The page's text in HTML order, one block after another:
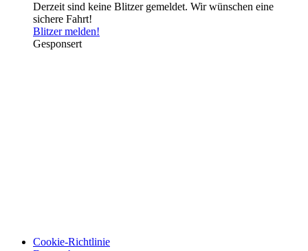
Derzeit sind keine Blitzer gemeldet. Wir wünschen eine
sichere Fahrt!
Blitzer melden!
Gesponsert
Cookie-Richtlinie